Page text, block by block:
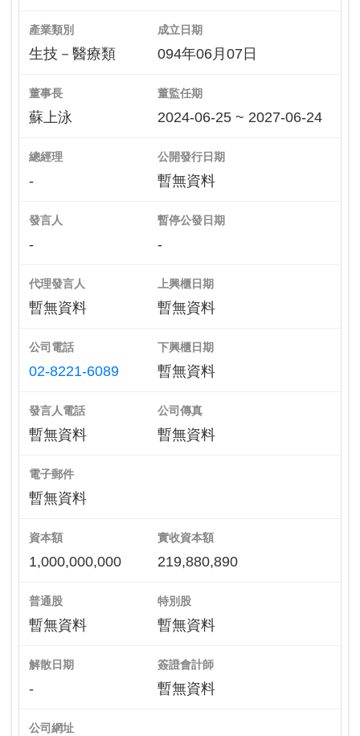
產業類別
生技－醫療類
成立日期
094年06月07日
董事長
蘇上泳
董監任期
2024-06-25 ~ 2027-06-24
總經理
-
公開發行日期
暫無資料
發言人
-
暫停公發日期
-
代理發言人
暫無資料
上興櫃日期
暫無資料
公司電話
02-8221-6089
下興櫃日期
暫無資料
發言人電話
暫無資料
公司傳真
暫無資料
電子郵件
暫無資料
資本額
1,000,000,000
實收資本額
219,880,890
普通股
暫無資料
特別股
暫無資料
解散日期
-
簽證會計師
暫無資料
公司網址